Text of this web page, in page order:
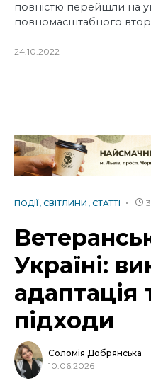
повністю перейшли на
повномасштабного
24.10.2022
ПОДІЇ СВІТЛИНИ СТАТТІ
Україні:
адаптація
підходи
Соломія Добрянська
10.06.2026